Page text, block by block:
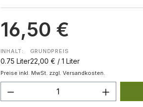
16,50 €
INHALT:
0.75 Liter
GRUNDPREIS
22,00 € / 1 Liter
Preise inkl. MwSt. zzgl. Versandkosten.
Produkt Anzahl: Gib